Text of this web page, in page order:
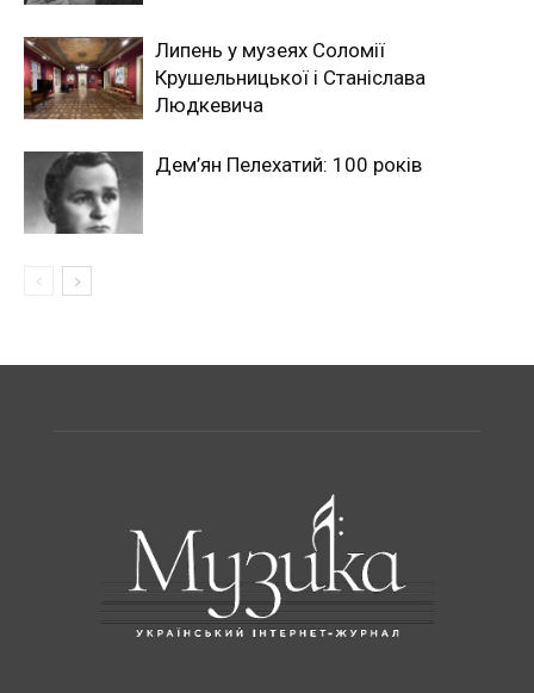
Липень у музеях Соломії
Крушельницької і Станіслава
Людкевича
Дем’ян Пелехатий: 100 років